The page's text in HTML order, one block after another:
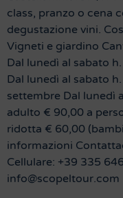
class, pranzo o cena
degustazione vini.
Vigneti e giardino
Dal lunedì al sabato
Dal lunedì al sabato
settembre Dal lunedì
adulto € 90,00 a
ridotta € 60,00
informazioni
Cellulare: +39 335
info@scopeltour.com